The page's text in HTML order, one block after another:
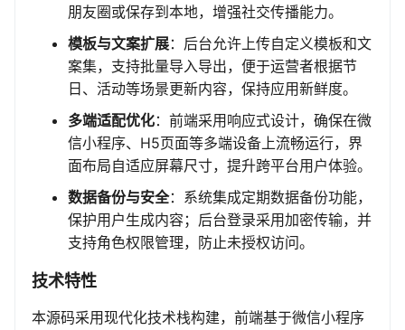
朋友圈或保存到本地，增强社交传播能力。
模板与文案扩展：后台允许上传自定义模板和文
案集，支持批量导入导出，便于运营者根据节
日、活动等场景更新内容，保持应用新鲜度。
多端适配优化：前端采用响应式设计，确保在微
信小程序、H5页面等多端设备上流畅运行，界
面布局自适应屏幕尺寸，提升跨平台用户体验。
数据备份与安全：系统集成定期数据备份功能，
保护用户生成内容；后台登录采用加密传输，并
支持角色权限管理，防止未授权访问。
技术特性
本源码采用现代化技术栈构建，前端基于微信小程序